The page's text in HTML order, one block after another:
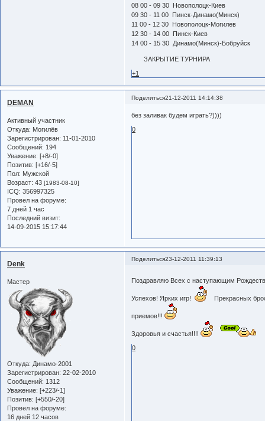
08 00 - 09 30 Новополоцк-Киев
09 30 - 11 00 Пинск-Динамо(Минск)
11 00 - 12 30 Новополоцк-Могилев
12 30 - 14 00 Пинск-Киев
14 00 - 15 30 Динамо(Минск)-Бобруйск
ЗАКРЫТИЕ ТУРНИРА
+1
Поделиться21-12-2011 14:14:38
DEMAN
Активный участник
Откуда: Могилёв
Зарегистрирован: 11-01-2010
Сообщений: 194
Уважение: [+8/-0]
Позитив: [+16/-5]
Пол: Мужской
Возраст: 43 [1983-08-10]
ICQ: 356997325
Провел на форуме:
7 дней 1 час
Последний визит:
14-09-2015 15:17:44
без заливак будем играть?))))
0
Поделиться23-12-2011 11:39:13
Denk
Мастер
Откуда: Динамо-2001
Зарегистрирован: 22-02-2010
Сообщений: 1312
Уважение: [+223/-1]
Позитив: [+550/-20]
Провел на форуме:
16 дней 12 часов
Поздравляю Всех с наступающим
Успехов! Ярких игр! Прекрасных
приемов!!!
Здоровья и счастья!!!!
0